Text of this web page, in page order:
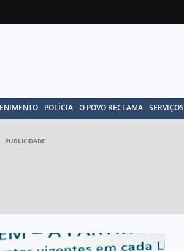
POLÍCIA O POVO RECLAMA SERVIÇOS
PUBLICIDADE